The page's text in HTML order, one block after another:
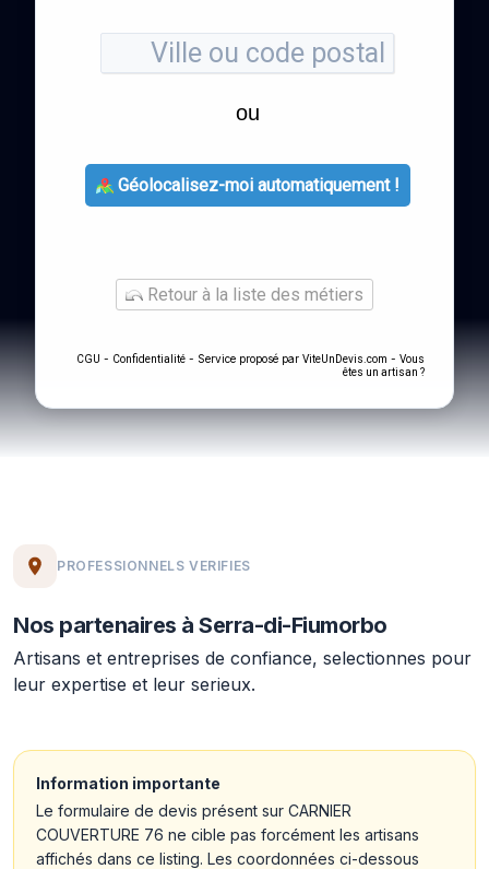
ou
Géolocalisez-moi automatiquement !
Retour à la liste des métiers
CGU - Confidentialité - Service proposé par ViteUnDevis.com - Vous
êtes un artisan ?
PROFESSIONNELS VERIFIES
Nos partenaires à Serra-di-Fiumorbo
Artisans et entreprises de confiance, selectionnes pour
leur expertise et leur serieux.
Information importante
Le formulaire de devis présent sur CARNIER
COUVERTURE 76 ne cible pas forcément les artisans
affichés dans ce listing. Les coordonnées ci-dessous